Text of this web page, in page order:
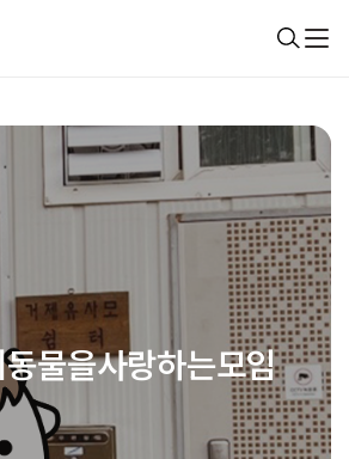
물을사랑하는모임